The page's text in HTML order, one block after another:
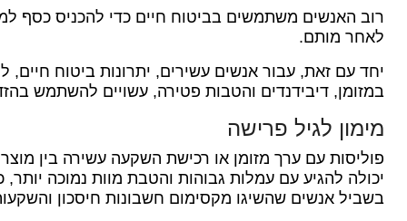
רוב האנשים משתמשים בביטוח חיים כדי להכניס כסף
לאחר מותם.
יחד עם זאת, עבור אנשים עשירים, יתרונות ביטוח
במזומן, דיבידנדים והטבות פטירה, עשויים להשתמש
מימון לגיל פרישה
פוליסות עם ערך מזומן או רכישת השקעה עשירה בין
יכולה להגיע עם עמלות גבוהות והטבת מוות נמוכה
בשביל אנשים שהשיגו מקסימום חשבונות חיסכון